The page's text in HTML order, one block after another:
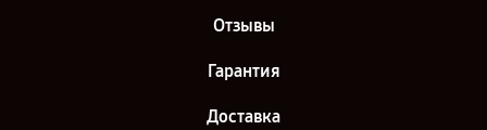
Отзывы
Гарантия
Доставка